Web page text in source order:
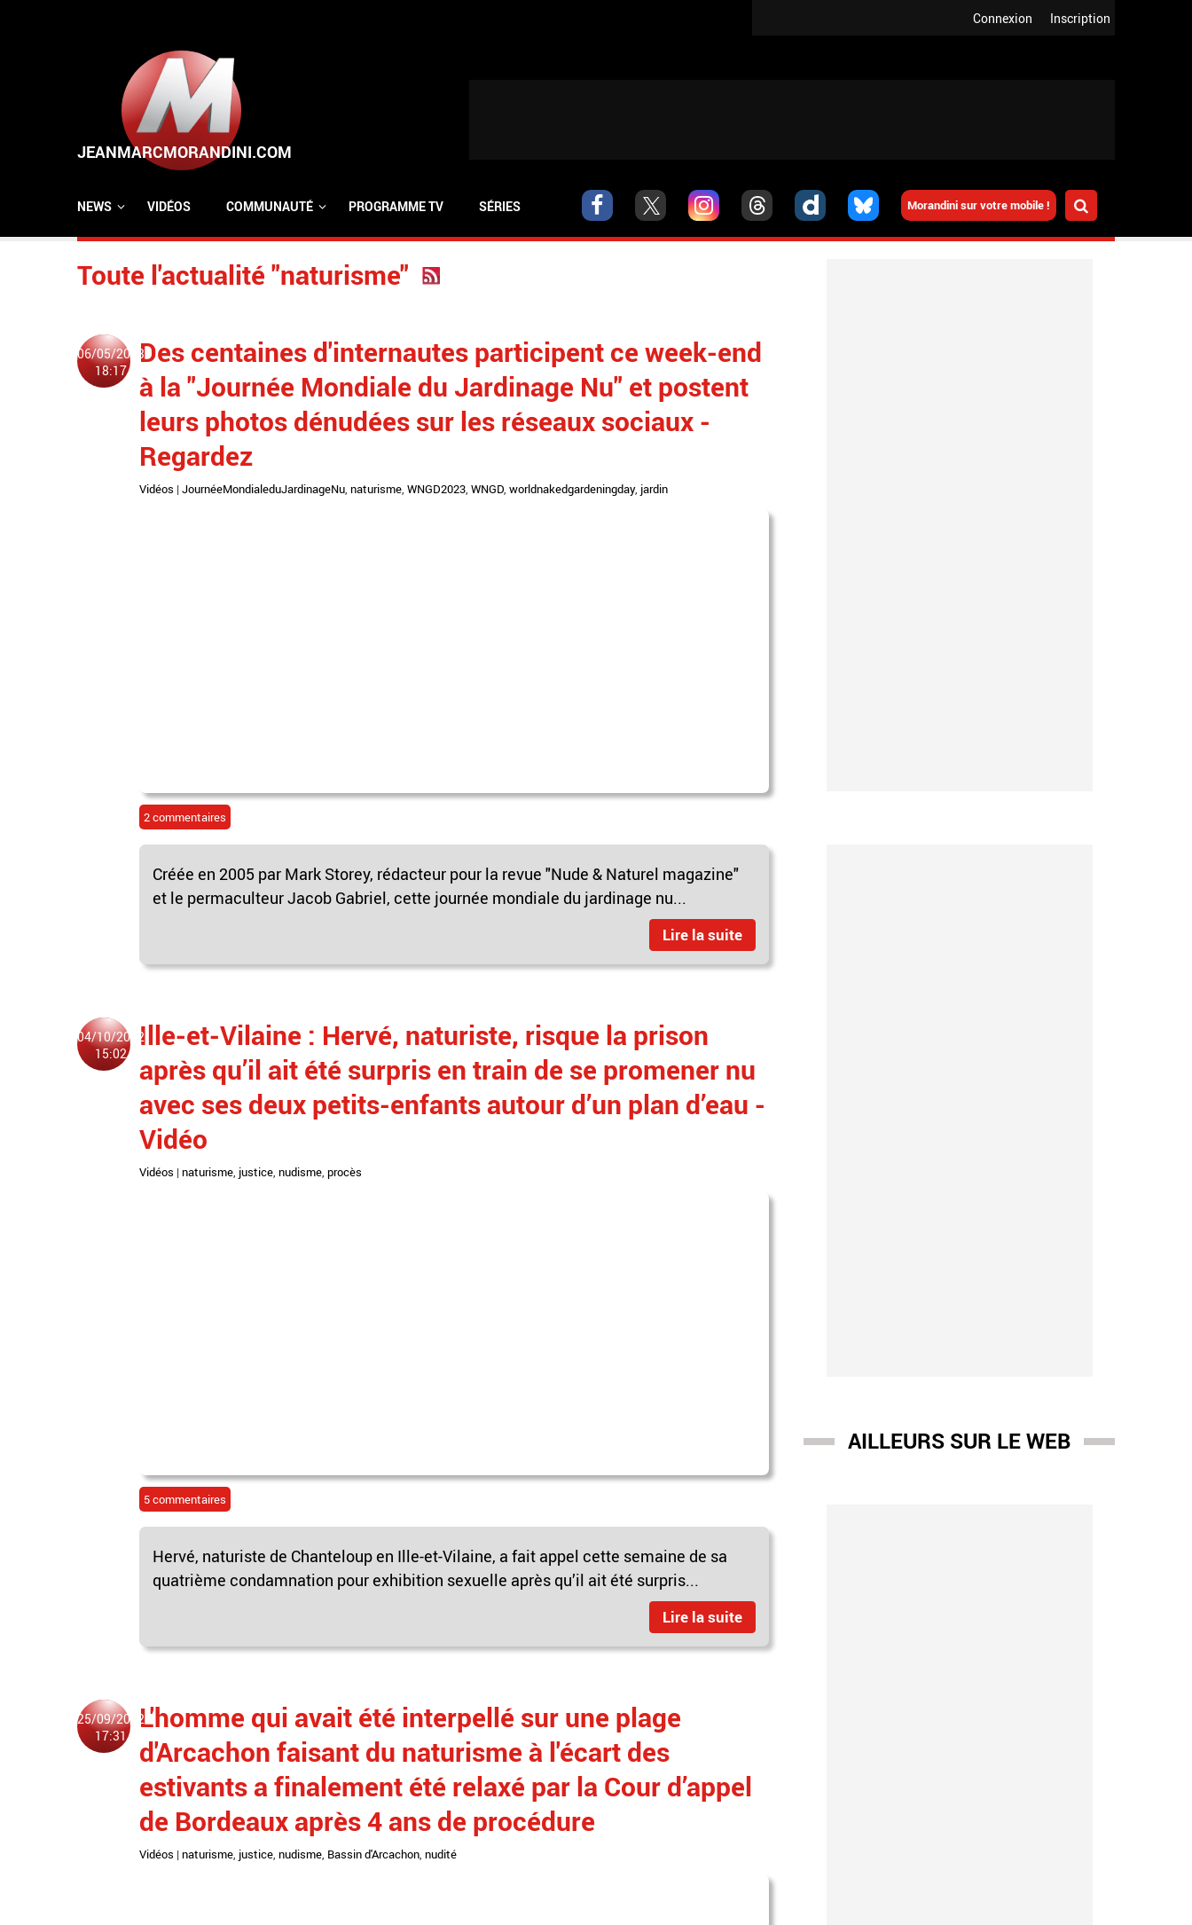
Inscription
Connexion
Morandini sur votre mobile !
NEWS VIDÉOS COMMUNAUTÉ PROGRAMME TV SÉRIES
Toute l'actualité "naturisme"
06/05/2023
18:17
Des centaines d'internautes participent ce week-end
à la "Journée Mondiale du Jardinage Nu" et postent
leurs photos dénudées sur les réseaux sociaux -
Regardez
Vidéos | JournéeMondialeduJardinageNu, naturisme, WNGD2023, WNGD, worldnakedgardeningday, jardin
2 commentaires
Créée en 2005 par Mark Storey, rédacteur pour la revue "Nude & Naturel magazine"
et le permaculteur Jacob Gabriel, cette journée mondiale du jardinage nu...
Lire la suite
04/10/2022
15:02
Ille-et-Vilaine : Hervé, naturiste, risque la prison
après qu’il ait été surpris en train de se promener nu
avec ses deux petits-enfants autour d’un plan d’eau -
Vidéo
Vidéos | naturisme justice nudisme procès
5 commentaires
Hervé, naturiste de Chanteloup en Ille-et-Vilaine, a fait appel cette semaine de sa
quatrième condamnation pour exhibition sexuelle après qu’il ait été surpris...
Lire la suite
25/09/2022
17:31
L'homme qui avait été interpellé sur une plage
d'Arcachon faisant du naturisme à l'écart des
estivants a finalement été relaxé par la Cour d’appel
de Bordeaux après 4 ans de procédure
Vidéos | naturisme, justice, nudisme, Bassin d'Arcachon, nudité
AILLEURS SUR LE WEB